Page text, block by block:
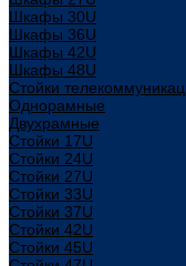
Шкафы 30U
Шкафы 36U
Шкафы 42U
Шкафы 48U
Стойки
Однорамные
Двухрамные
Стойки 17U
Стойки 24U
Стойки 27U
Стойки 33U
Стойки 37U
Стойки 42U
Стойки 45U